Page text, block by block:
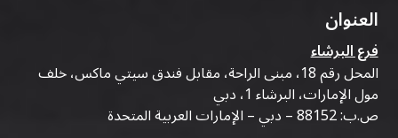
العنوان
فرع البرشاء
المحل رقم 18، مبنى الراحة، مقابل فندق سيتي ماكس، خلف
مول الإمارات، البرشاء 1، دبي
ص.ب: 88152 – دبي – الإمارات العربية المتحدة